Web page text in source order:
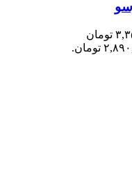
قیمت اصلی: ۳,۳۵۰,۰۰۰ تومان